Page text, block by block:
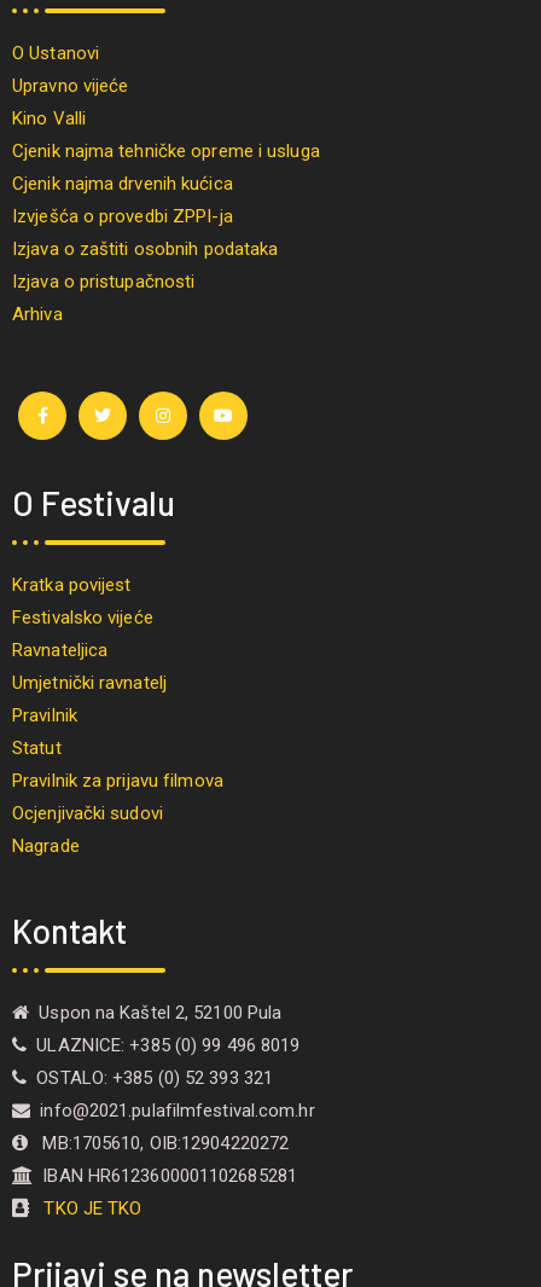
O Ustanovi
Upravno vijeće
Kino Valli
Cjenik najma tehničke opreme i usluga
Cjenik najma drvenih kućica
Izvješća o provedbi ZPPI-ja
Izjava o zaštiti osobnih podataka
Izjava o pristupačnosti
Arhiva
O Festivalu
Kratka povijest
Festivalsko vijeće
Ravnateljica
Umjetnički ravnatelj
Pravilnik
Statut
Pravilnik za prijavu filmova
Ocjenjivački sudovi
Nagrade
Kontakt
Uspon na Kaštel 2, 52100 Pula
ULAZNICE: +385 (0) 99 496 8019
OSTALO: +385 (0) 52 393 321
info@2021.pulafilmfestival.com.hr
MB:1705610, OIB:12904220272
IBAN HR6123600001102685281
TKO JE TKO
Prijavi se na newsletter